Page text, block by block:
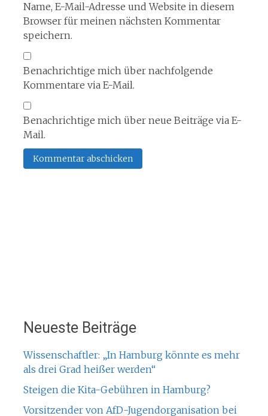
Name, E-Mail-Adresse und Website in diesem
Browser für meinen nächsten Kommentar
speichern.
Benachrichtige mich über nachfolgende
Kommentare via E-Mail.
Benachrichtige mich über neue Beiträge via E-
Mail.
Neueste Beiträge
Wissenschaftler: „In Hamburg könnte es mehr
als drei Grad heißer werden“
Steigen die Kita-Gebühren in Hamburg?
Vorsitzender von AfD-Jugendorganisation bei